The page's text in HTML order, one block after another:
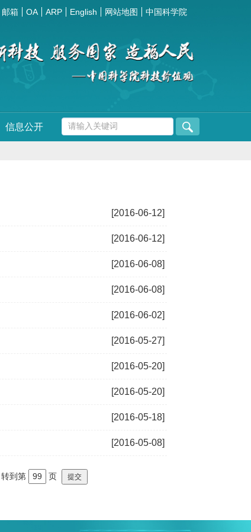
邮箱 OA ARP English 网站地图 中国科学院
信息公开
[2016-06-12]
[2016-06-12]
[2016-06-08]
[2016-06-08]
[2016-06-02]
[2016-05-27]
[2016-05-20]
[2016-05-20]
[2016-05-18]
[2016-05-08]
转到第 页